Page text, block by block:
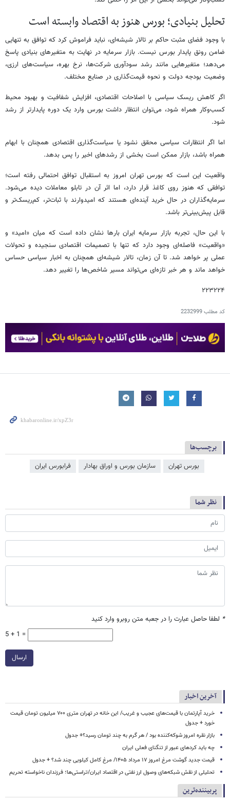
تحلیل بنیادی؛ بورس هنوز به اقتصاد وابسته است
با وجود فضای مثبت حاکم بر تالار شیشه‌ای، نباید فراموش کرد که توافق به تنهایی
ضامن رونق پایدار بورس نیست. بازار سرمایه در نهایت به متغیرهای بنیادی پاسخ
می‌دهد؛ متغیرهایی مانند رشد سودآوری شرکت‌ها، نرخ بهره، سیاست‌های ارزی،
وضعیت بودجه دولت و نحوه قیمت‌گذاری در صنایع مختلف.
اگر کاهش ریسک سیاسی با اصلاحات اقتصادی، افزایش شفافیت و بهبود محیط
کسب‌وکار همراه شود، می‌توان انتظار داشت بورس وارد یک دوره پایدارتر از رشد
شود.
اما اگر انتظارات سیاسی محقق نشود یا سیاست‌گذاری اقتصادی همچنان با ابهام
همراه باشد، بازار ممکن است بخشی از رشدهای اخیر را پس بدهد.
واقعیت این است که بورس تهران امروز به استقبال توافق احتمالی رفته است؛
توافقی که هنوز روی کاغذ قرار دارد، اما اثر آن در تابلو معاملات دیده می‌شود.
سرمایه‌گذاران در حال خرید آینده‌ای هستند که امیدوارند با ثبات‌تر، کم‌ریسک‌تر و
قابل پیش‌بینی‌تر باشد.
با این حال، تجربه بازار سرمایه ایران بارها نشان داده است که میان «امید» و
«واقعیت» فاصله‌ای وجود دارد که تنها با تصمیمات اقتصادی سنجیده و تحولات
عملی پر خواهد شد. تا آن زمان، تالار شیشه‌ای همچنان به اخبار سیاسی حساس
خواهد ماند و هر خبر تازه‌ای می‌تواند مسیر شاخص‌ها را تغییر دهد.
۲۲۳۲۲۴
کد مطلب2232999
برچسب‌ها
بورس تهران سازمان بورس و اوراق بهادار فرا‌‌‌‌‌بورس ایران
نظر شما
* لطفا حاصل عبارت را در جعبه متن روبرو وارد کنید
5 + 1 =
ارسال
آخرین اخبار
خرید آپارتمان با قیمت‌های عجیب و غریب/ این خانه در تهران متری ۷۰۰ میلیون تومان قیمت
خورد + جدول
بازار نقره امروز شوکه‌کننده بود / هر گرم به چند تومان رسید؟+ جدول
چه باید کردهای عبور از تنگنای فعلی ایران
قیمت جدید گوشت مرغ امروز ۱۷ مرداد ۱۴۰۵/ مرغ کامل کیلویی چند شد؟ + جدول
تحلیلی از نقش شبکه‌های وصول ارز نفتی در اقتصاد ایران/تراستی‌ها؛ فرزندان ناخواسته تحریم
پربیننده‌ترین